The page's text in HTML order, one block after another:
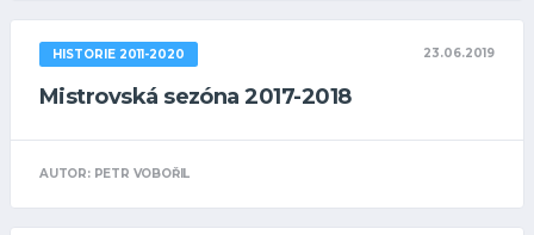
HISTORIE 2011-2020 23.06.2019
Mistrovská sezóna 2017-2018
AUTOR: PETR VOBOŘIL